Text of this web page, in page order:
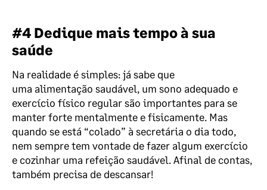
#4 Dedique mais tempo à sua
saúde
Na realidade é simples: já sabe que
uma alimentação saudável, um sono adequado e
exercício físico regularsão importantes para se
manter forte mentalmente e fisicamente. Mas
quando se está “colado” à secretária o dia todo,
nem sempre tem vontade de fazer algum exercício
e cozinhar uma refeição saudável. Afinal de contas,
também precisa de descansar!